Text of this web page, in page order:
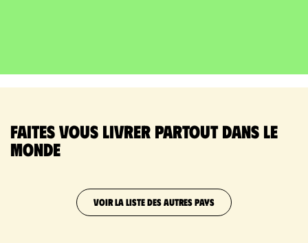
Faites vous livrer partout dans le
monde
VOIR LA LISTE DES AUTRES PAYS